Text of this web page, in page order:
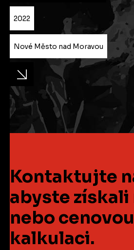
2022
Nové Město nad Moravou
Kontaktujte
abyste získali
nebo cenovou
kalkulaci.